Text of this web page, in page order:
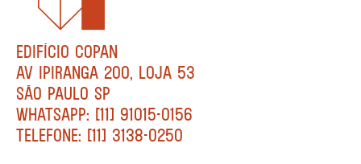
EDIFÍCIO COPAN
AV IPIRANGA 200, LOJA 53
SÃO PAULO SP
WHATSAPP: [11] 91015-0156
TELEFONE: [11] 3138-0250